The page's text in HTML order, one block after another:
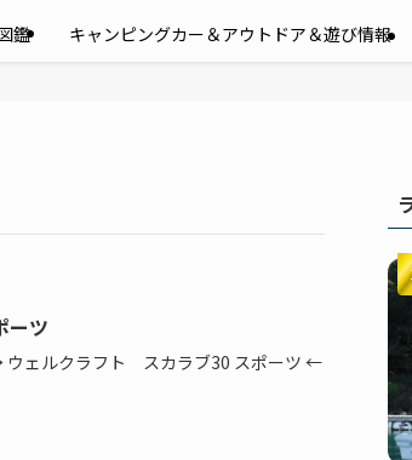
鑑 キャンピングカー＆アウトドア＆遊び情報
ーツ
ェルクラフト スカラブ30 スポーツ ←